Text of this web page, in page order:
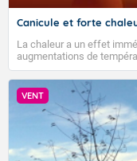
Canicule et forte
La chaleur a un effet
augmentations de
VENT